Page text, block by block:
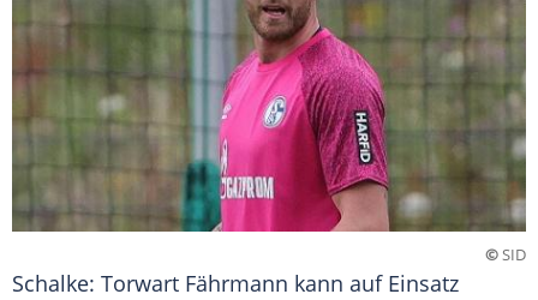
©SID
Schalke: Torwart Fährmann kann auf Einsatz